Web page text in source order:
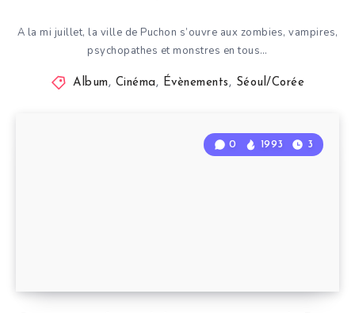
A la mi juillet, la ville de Puchon s’ouvre aux zombies, vampires,
psychopathes et monstres en tous…
Album, Cinéma, Évènements, Séoul/Corée
0 1993 3